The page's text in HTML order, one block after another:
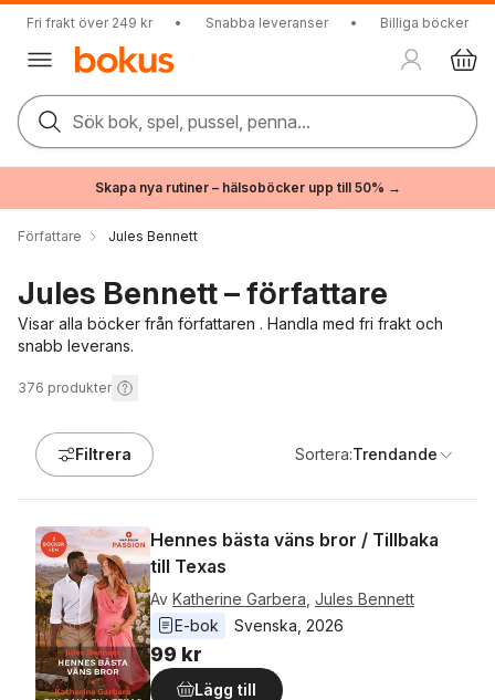
Fri frakt över 249 kr • Snabba leveranser • Billiga böcker
Sök bok, spel, pussel, penna...
Skapa nya rutiner – hälsoböcker upp till 50% →
Författare Jules Bennett
Jules Bennett – författare
Visar alla böcker från författaren . Handla med fri frakt och
snabb leverans.
376 produkter
Filtrera Sortera:Trendande
Hennes bästa väns bror / Tillbaka
till Texas
Av Katherine Garbera Jules Bennett
E-bok
Svenska 2026
99 kr
Lägg till